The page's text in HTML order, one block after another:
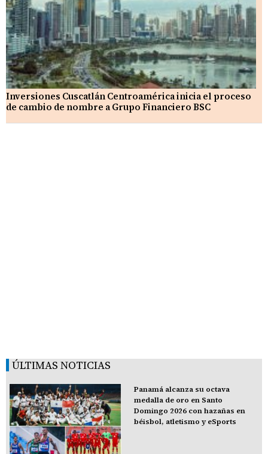
Inversiones Cuscatlán Centroamérica inicia el proceso
de cambio de nombre a Grupo Financiero BSC
ÚLTIMAS NOTICIAS
Panamá alcanza su octava
medalla de oro en Santo
Domingo 2026 con hazañas en
béisbol, atletismo y eSports